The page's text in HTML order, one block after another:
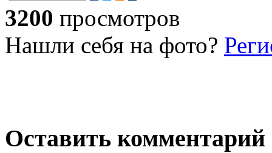
3200 просмотров
Нашли себя на фото?
Оставить комментарий